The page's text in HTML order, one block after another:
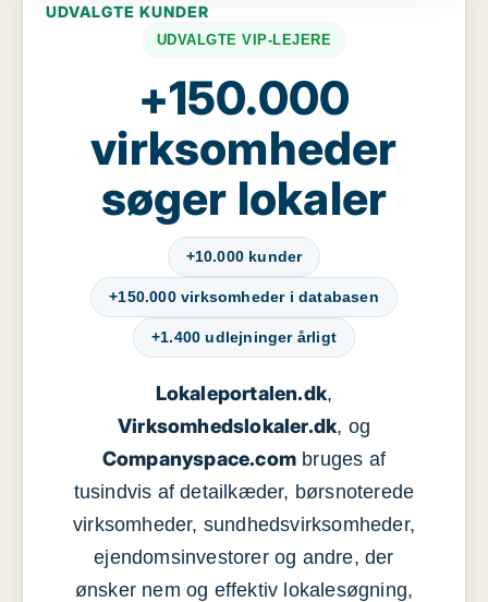
UDVALGTE KUNDER
UDVALGTE VIP-LEJERE
+150.000
virksomheder
søger lokaler
+10.000 kunder
+150.000 virksomheder i databasen
+1.400 udlejninger årligt
Lokaleportalen.dk,
Virksomhedslokaler.dk, og
Companyspace.com bruges af
tusindvis af detailkæder, børsnoterede
virksomheder, sundhedsvirksomheder,
ejendomsinvestorer og andre, der
ønsker nem og effektiv lokalesøgning,